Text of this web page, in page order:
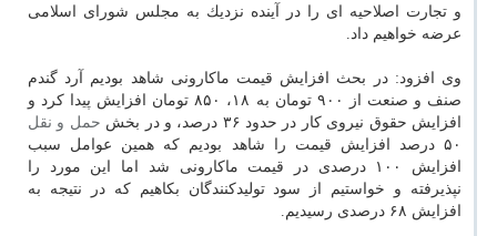
و تجارت اصلاحیه ای را در آینده نزدیك به مجلس شورای اسلامی
عرضه خواهیم داد.
وی افزود: در بحث افزایش قیمت ماكارونی شاهد بودیم آرد گندم
صنف و صنعت از ۹۰۰ تومان به ۱۸، ۸۵۰ تومان افزایش پیدا كرد و
افزایش حقوق نیروی كار در حدود ۳۶ درصد، و در بخش
حمل و نقل
۵۰ درصد افزایش قیمت را شاهد بودیم كه همین عوامل سبب
افزایش ۱۰۰ درصدی در قیمت ماكارونی شد اما این مورد را
نپذیرفته و خواستیم از سود تولیدكنندگان بكاهیم كه در نتیجه به
افزایش ۶۸ درصدی رسیدیم.